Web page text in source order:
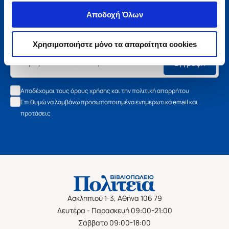
Αποδοχή Όλων
Χρησιμοποιήστε μόνο τα απαραίτητα cookies
Μάθετε τα νέα της Πολιτείας
Εγγραφείτε στο newsletter μας και μάθετε πρώτοι όλα τα
νέα βιβλία, τις εξαιρετικές τιμές και τις εκδηλώσεις μας.
Εγγραφή
Αποδέχομαι τους όρους χρήσης και την πολιτική απορρήτου
Επιθυμώ να λαμβάνω προσωποποιημένα ενημερωτικά email και
προτάσεις
Ασκληπιού 1-3, Αθήνα 106 79
Δευτέρα - Παρασκευή 09:00-21:00
Σάββατο 09:00-18:00